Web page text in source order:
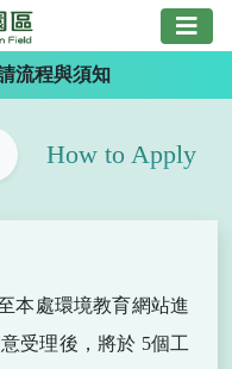
流程與須知
How to Apply
本處環境教育網站進
受理後，將於 5個工